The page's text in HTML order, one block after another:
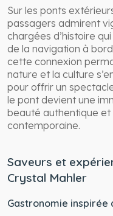
Sur les ponts
passagers admirent
chargées d’histoire
de la navigation à
cette connexion
nature et la culture
pour offrir un
le pont devient une
beauté authentique et
contemporaine.
Saveurs et
Crystal Mahler
Gastronomie inspirée